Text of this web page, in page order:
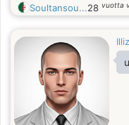
Soultansou...28 vuotta